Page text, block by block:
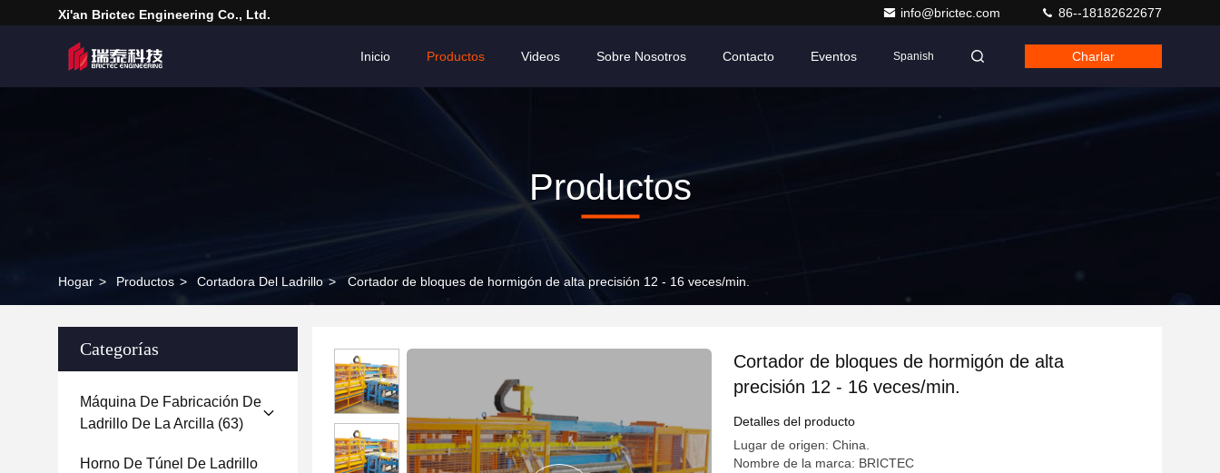
Xi'an Brictec Engineering Co., Ltd. info@brictec.com 86--18182622677
Inicio Productos Videos Sobre Nosotros Contacto Eventos Spanish Charlar
Productos
Hogar > Productos > Cortadora Del Ladrillo > Cortador de bloques de hormigón de alta precisión 12 - 16 veces/min.
Categorías
Máquina De Fabricación De
Ladrillo De La Arcilla (63)
Horno De Túnel De Ladrillo
Cortador de bloques de hormigón de alta
precisión 12 - 16 veces/min.
Detalles del producto
Lugar de origen: China.
Nombre de la marca: BRICTEC